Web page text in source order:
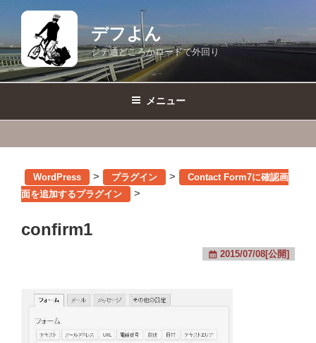
テ
ン
ツ
デフよん
ジテ通どころかロードで外回り
メニュー
WordPress > プラグイン >
Contact Form7に確認画
面を追加するプラグイン
>
confirm1
2015/07/08[公開]